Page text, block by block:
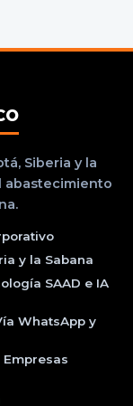
Siberia y la
abastecimiento
y la Sabana
SAAD e IA
WhatsApp y